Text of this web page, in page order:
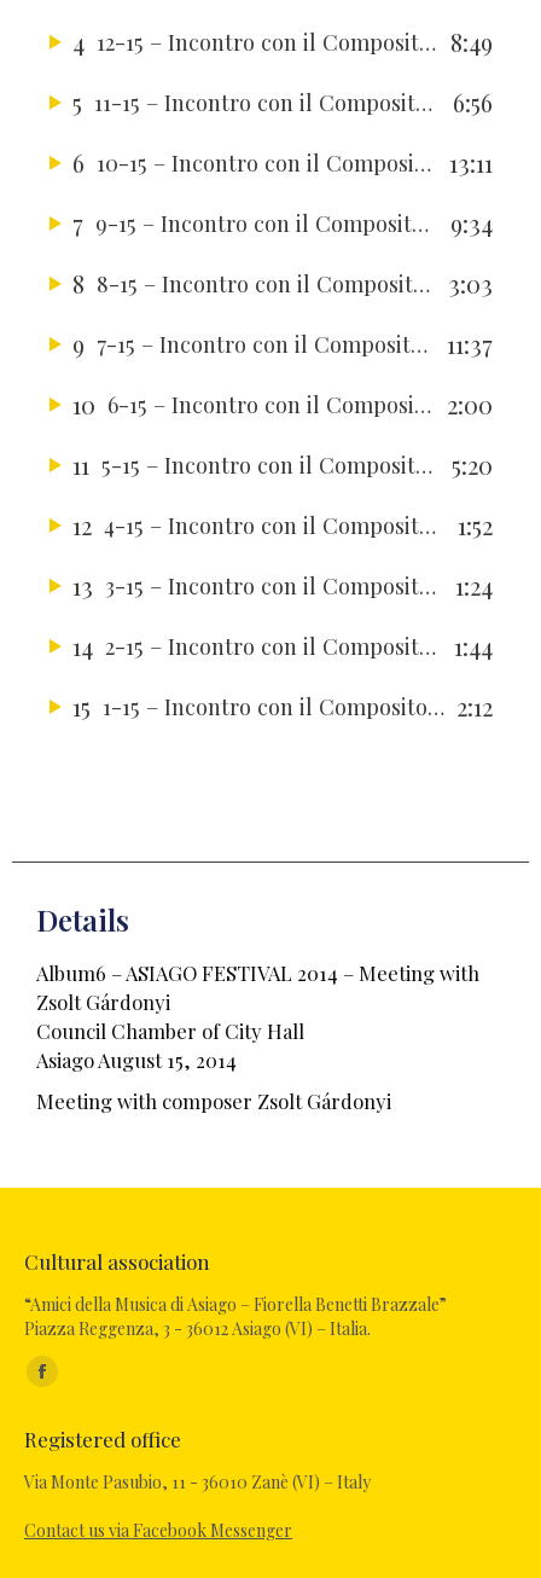
4
12-15 – Incontro con il Compositore Zsolt Gardonyi 8:49
5
11-15 – Incontro con il Compositore Zsolt Gardonyi
6:56
6
10-15 – Incontro con il Compositore Zsolt Gardonyi 13:11
7
9-15 – Incontro con il Compositore Zsolt Gardonyi
9:34
8
8-15 – Incontro con il Compositore Zsolt Gardonyi
3:03
9
7-15 – Incontro con il Compositore Zsolt Gardonyi
11:37
10
6-15 – Incontro con il Compositore Zsolt Gardonyi 2:00
11
5-15 – Incontro con il Compositore Zsolt Gardonyi
5:20
12
4-15 – Incontro con il Compositore Zsolt Gardonyi
1:52
13
3-15 – Incontro con il Compositore Zsolt Gardonyi
1:24
14
2-15 – Incontro con il Compositore Zsolt Gardonyi 1:44
15
1-15 – Incontro con il Compositore Zsolt Gardonyi 2:12
Details
Album6 – ASIAGO FESTIVAL 2014 – Meeting with
Zsolt Gárdonyi
Council Chamber of City Hall
Asiago August 15, 2014
Meeting with composer Zsolt Gárdonyi
Cultural association
“Amici della Musica di Asiago – Fiorella Benetti Brazzale”
Piazza Reggenza, 3 - 36012 Asiago (VI) – Italia.
Find us on:
Registered office
Via Monte Pasubio, 11 - 36010 Zanè (VI) – Italy
Contact us via Facebook Messenger